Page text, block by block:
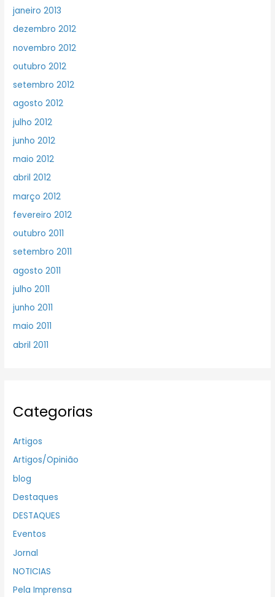
janeiro 2013
dezembro 2012
novembro 2012
outubro 2012
setembro 2012
agosto 2012
julho 2012
junho 2012
maio 2012
abril 2012
março 2012
fevereiro 2012
outubro 2011
setembro 2011
agosto 2011
julho 2011
junho 2011
maio 2011
abril 2011
Categorias
Artigos
Artigos/Opinião
blog
Destaques
DESTAQUES
Eventos
Jornal
NOTICIAS
Pela Imprensa